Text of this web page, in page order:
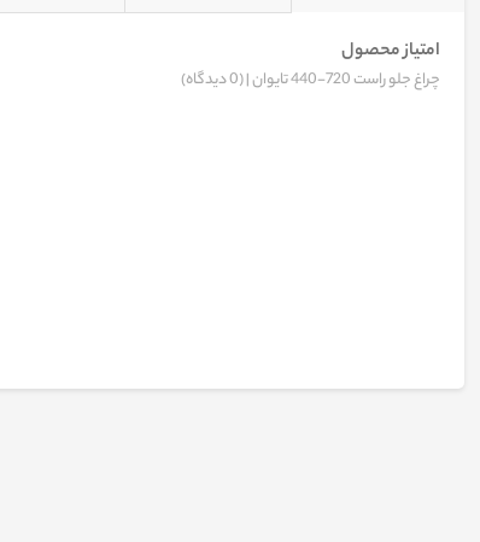
امتیاز محصول
چراغ جلو راست 720-440 تایوان | (0 دیدگاه)